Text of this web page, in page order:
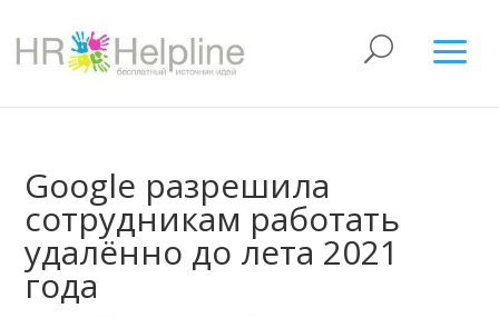
Google разрешила
сотрудникам работать
удалённо до лета 2021
года